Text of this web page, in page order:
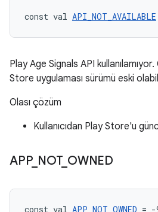
const val API_NOT_AVAILABLE
Play Age Signals API
Store uygulaması sürümü eski
Olası çözüm
Kullanıcıdan Play Store'u
APP_ NOT_ OWNED
const val APP_NOT_OWNED = -